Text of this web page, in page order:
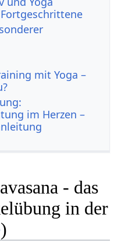
mit Yoga –
im Herzen –
- das
in der
)